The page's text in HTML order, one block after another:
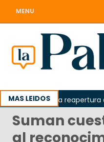
MENU
MAS LEIDOS
reclamó la reapertura de
Suman
al